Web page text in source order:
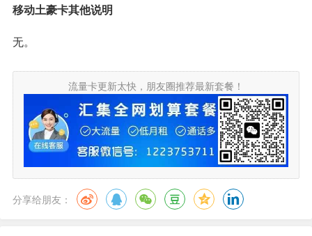
移动土豪卡其他说明
无。
流量卡更新太快，朋友圈推荐最新套餐！
分享给朋友：